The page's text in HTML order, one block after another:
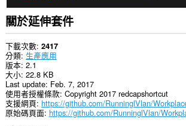
你
的
頁
籤
與
瀏
覽
活
動。
關於延伸套件
下載次數 2417
分類 生產應用
版本 2.1
大小 22.8 KB
Last update Feb. 7, 2017
使用者授權條款 Copyright 2017 redcapshortcut
支援網頁 https://github.com/RunninglVlan/
原始碼頁面 https://github.com/RunninglVlan/